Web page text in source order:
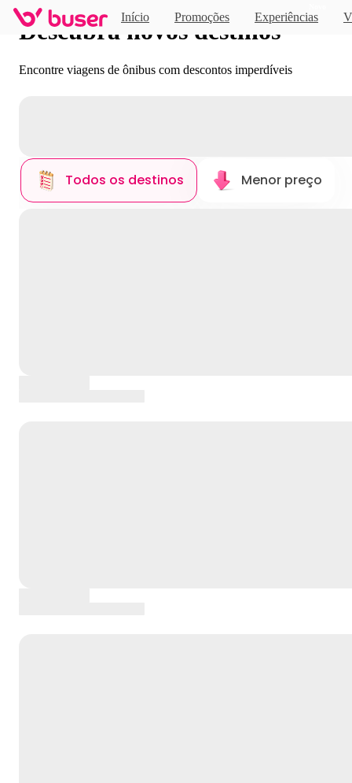
Início Promoções Experiências
Descubra novos destinos
Encontre viagens de ônibus com descontos imperdíveis
Todos os destinos Menor preço